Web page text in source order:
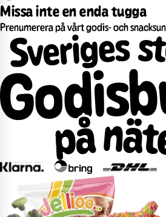
Missa inte en enda tugga
Prenumerera på vårt godis- och